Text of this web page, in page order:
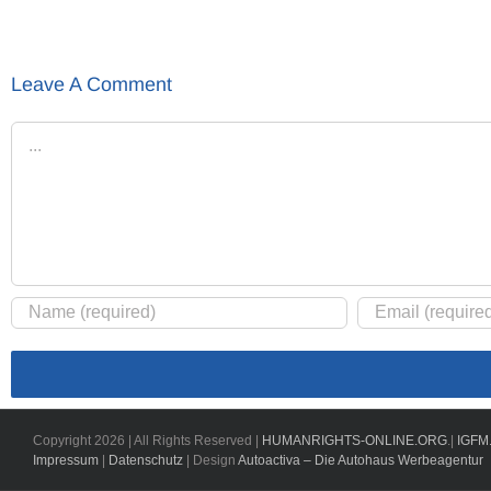
Leave A Comment
Comment
Copyright 2026 | All Rights Reserved | HUMANRIGHTS-ONLINE.ORG .|
Impressum | Datenschutz | Design Autoactiva – Die Autohaus Werbeagentur